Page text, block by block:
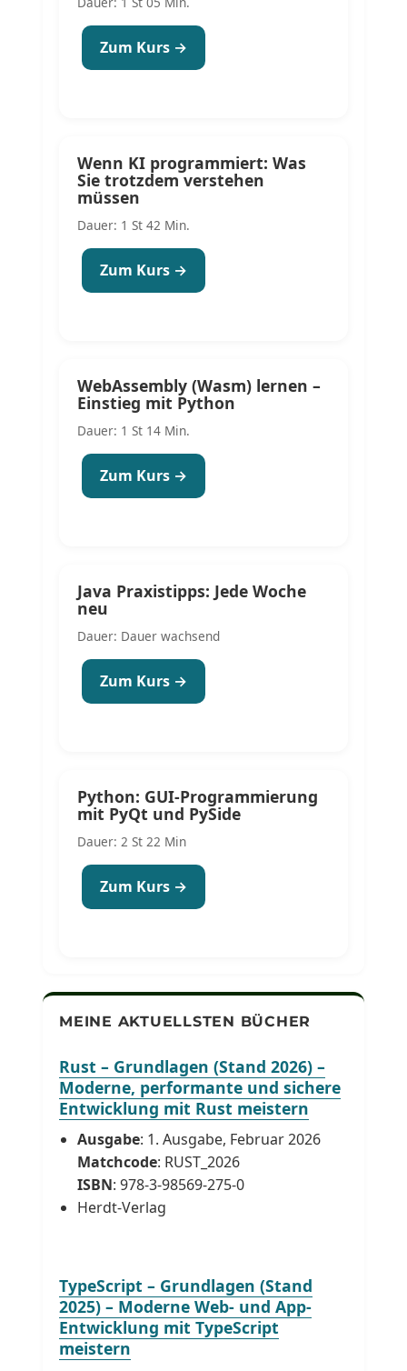
Zum Kurs →
Wenn KI programmiert: Was
Sie trotzdem verstehen
müssen
Dauer: 1 St 42 Min.
Zum Kurs →
WebAssembly (Wasm) lernen –
Einstieg mit Python
Dauer: 1 St 14 Min.
Zum Kurs →
Java Praxistipps: Jede Woche
neu
Dauer: Dauer wachsend
Zum Kurs →
Python: GUI-Programmierung
mit PyQt und PySide
Dauer: 2 St 22 Min
Zum Kurs →
MEINE AKTUELLSTEN BÜCHER
Rust – Grundlagen (Stand 2026) –
Moderne, performante und sichere
Entwicklung mit Rust meistern
Ausgabe: 1. Ausgabe, Februar 2026
Matchcode: RUST_2026
ISBN: 978-3-98569-275-0
Herdt-Verlag
TypeScript – Grundlagen (Stand
2025) – Moderne Web- und App-
Entwicklung mit TypeScript
meistern